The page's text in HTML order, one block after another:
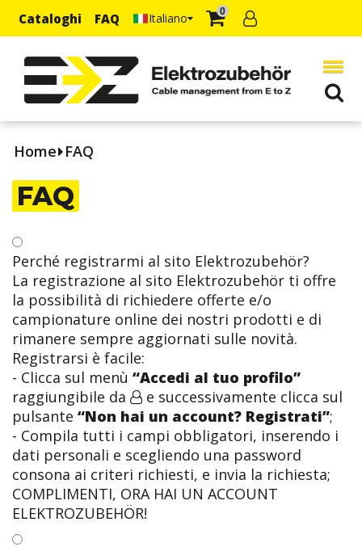
Cataloghi FAQ Italiano 0
Home FAQ
FAQ
Perché registrarmi al sito Elektrozubehör?
La registrazione al sito Elektrozubehör ti offre
la possibilità di richiedere offerte e/o
campionature online dei nostri prodotti e di
rimanere sempre aggiornati sulle novità.
Registrarsi è facile:
- Clicca sul menù “Accedi al tuo profilo”
raggiungibile da
e successivamente clicca sul
pulsante “Non hai un account? Registrati”;
- Compila tutti i campi obbligatori, inserendo i
dati personali e scegliendo una password
consona ai criteri richiesti, e invia la richiesta;
COMPLIMENTI, ORA HAI UN ACCOUNT
ELEKTROZUBEHÖR!